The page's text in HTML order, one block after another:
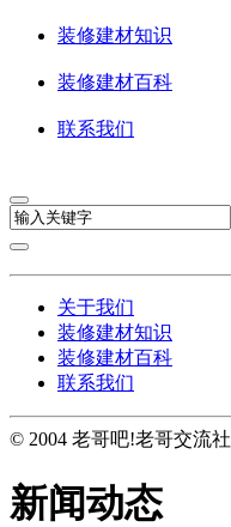
装修建材知识
装修建材百科
联系我们
关于我们
装修建材知识
装修建材百科
联系我们
© 2004 老哥吧!老哥交流
新闻动态